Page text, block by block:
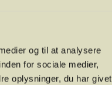
og til at analysere
for sociale medier,
oplysninger, du har givet